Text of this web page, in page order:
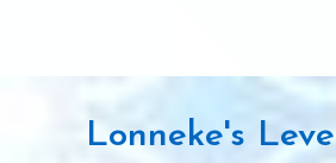
Lonneke's